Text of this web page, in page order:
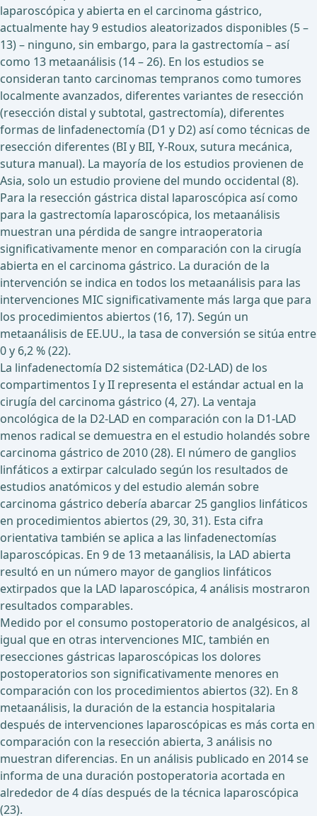
laparoscópica y abierta en el carcinoma gástrico,
actualmente hay 9 estudios aleatorizados disponibles (5 –
13) – ninguno, sin embargo, para la gastrectomía – así
como 13 metaanálisis (14 – 26). En los estudios se
consideran tanto carcinomas tempranos como tumores
localmente avanzados, diferentes variantes de resección
(resección distal y subtotal, gastrectomía), diferentes
formas de linfadenectomía (D1 y D2) así como técnicas de
resección diferentes (BI y BII, Y-Roux, sutura mecánica,
sutura manual). La mayoría de los estudios provienen de
Asia, solo un estudio proviene del mundo occidental (8).
Para la resección gástrica distal laparoscópica así como
para la gastrectomía laparoscópica, los metaanálisis
muestran una pérdida de sangre intraoperatoria
significativamente menor en comparación con la cirugía
abierta en el carcinoma gástrico. La duración de la
intervención se indica en todos los metaanálisis para las
intervenciones MIC significativamente más larga que para
los procedimientos abiertos (16, 17). Según un
metaanálisis de EE.UU., la tasa de conversión se sitúa entre
0 y 6,2 % (22).
La linfadenectomía D2 sistemática (D2-LAD) de los
compartimentos I y II representa el estándar actual en la
cirugía del carcinoma gástrico (4, 27). La ventaja
oncológica de la D2-LAD en comparación con la D1-LAD
menos radical se demuestra en el estudio holandés sobre
carcinoma gástrico de 2010 (28). El número de ganglios
linfáticos a extirpar calculado según los resultados de
estudios anatómicos y del estudio alemán sobre
carcinoma gástrico debería abarcar 25 ganglios linfáticos
en procedimientos abiertos (29, 30, 31). Esta cifra
orientativa también se aplica a las linfadenectomías
laparoscópicas. En 9 de 13 metaanálisis, la LAD abierta
resultó en un número mayor de ganglios linfáticos
extirpados que la LAD laparoscópica, 4 análisis mostraron
resultados comparables.
Medido por el consumo postoperatorio de analgésicos, al
igual que en otras intervenciones MIC, también en
resecciones gástricas laparoscópicas los dolores
postoperatorios son significativamente menores en
comparación con los procedimientos abiertos (32). En 8
metaanálisis, la duración de la estancia hospitalaria
después de intervenciones laparoscópicas es más corta en
comparación con la resección abierta, 3 análisis no
muestran diferencias. En un análisis publicado en 2014 se
informa de una duración postoperatoria acortada en
alrededor de 4 días después de la técnica laparoscópica
(23).